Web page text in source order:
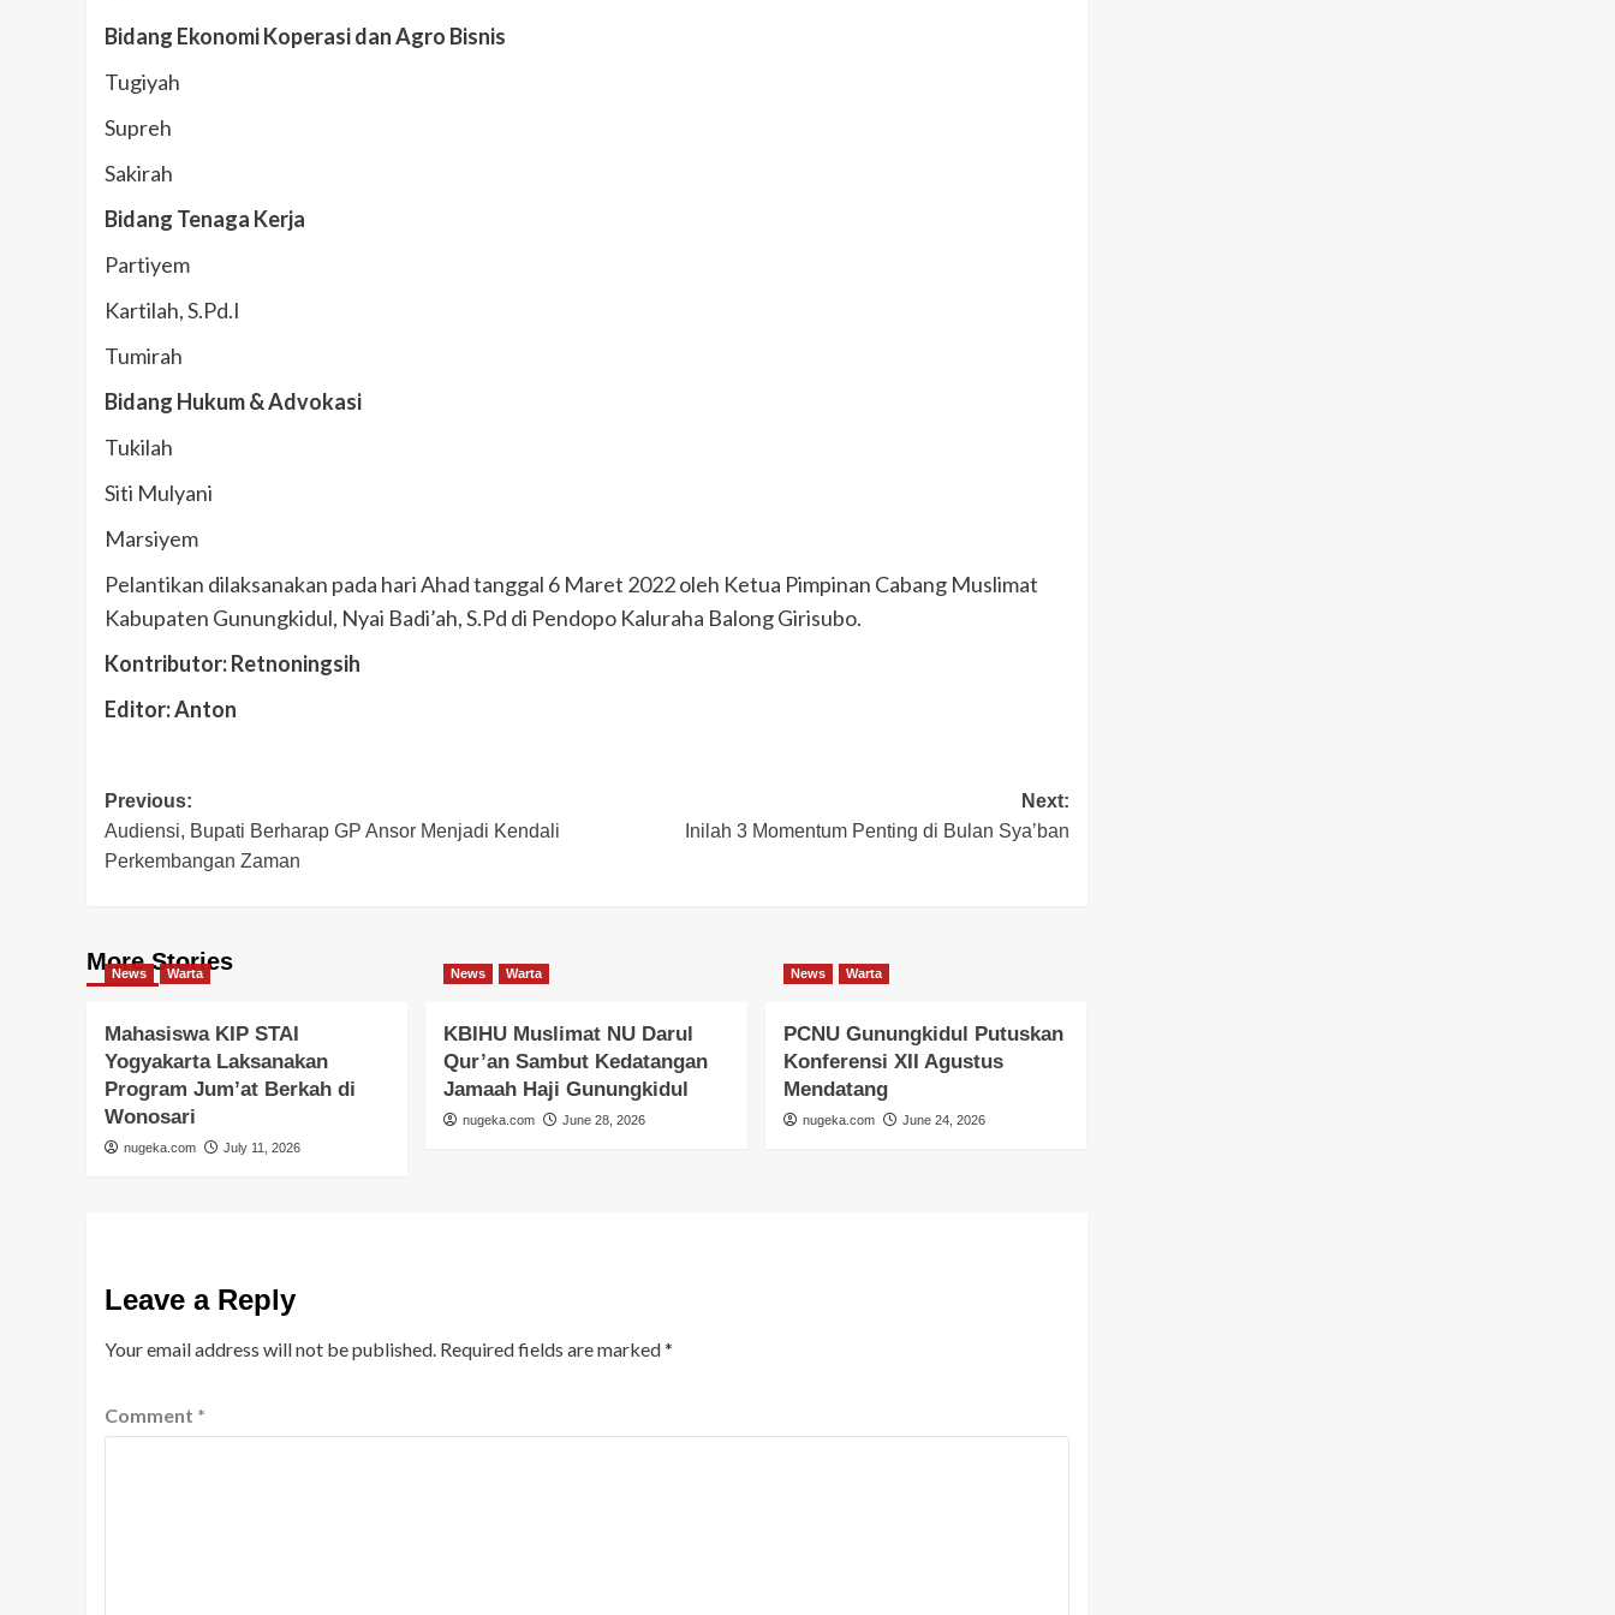
Bidang Ekonomi Koperasi dan Agro Bisnis
Tugiyah
Supreh
Sakirah
Bidang Tenaga Kerja
Partiyem
Kartilah, S.Pd.I
Tumirah
Bidang Hukum & Advokasi
Tukilah
Siti Mulyani
Marsiyem
Pelantikan dilaksanakan pada hari Ahad tanggal 6 Maret 2022 oleh Ketua Pimpinan Cabang Muslimat
Kabupaten Gunungkidul, Nyai Badi’ah, S.Pd di Pendopo Kaluraha Balong Girisubo.
Kontributor: Retnoningsih
Editor: Anton
Post
navigation
Previous:
Audiensi, Bupati Berharap GP Ansor Menjadi Kendali
Perkembangan Zaman
Next:
Inilah 3 Momentum Penting di Bulan Sya’ban
More Stories
News Warta
Mahasiswa KIP STAI
Yogyakarta Laksanakan
Program Jum’at Berkah di
Wonosari
nugeka.com July 11, 2026
News Warta
KBIHU Muslimat NU Darul
Qur’an Sambut Kedatangan
Jamaah Haji Gunungkidul
nugeka.com June 28, 2026
News Warta
PCNU Gunungkidul Putuskan
Konferensi XII Agustus
Mendatang
nugeka.com June 24, 2026
Leave a Reply
Your email address will not be published. Required fields are marked*
Comment *